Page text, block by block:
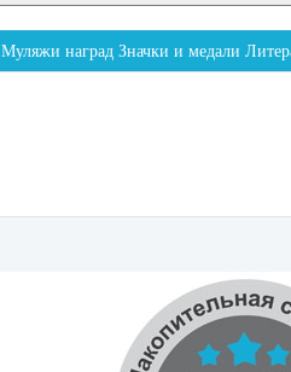
Муляжи наград Значки и медали